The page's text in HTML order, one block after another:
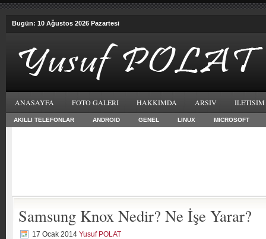
Bugün: 10 Ağustos 2026 Pazartesi
ANASAYFA FOTO GALERI HAKKIMDA ARSIV ILETISIM
AKILLI TELEFONLAR ANDROID GENEL LINUX MICROSOFT
Samsung Knox Nedir? Ne İşe Yarar?
17 Ocak 2014 Yusuf POLAT